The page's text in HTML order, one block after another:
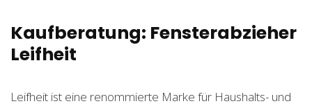
Kaufberatung: Fensterabzieher
Leifheit
Leifheit ist eine renommierte Marke für Haushalts- und